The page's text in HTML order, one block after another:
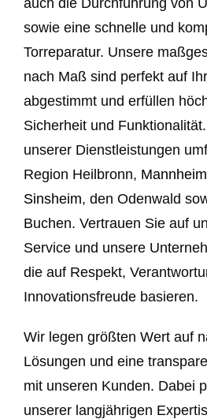
auch die Durchführung von
sowie eine schnelle und
Torreparatur. Unsere
nach Maß sind perfekt auf
abgestimmt und erfüllen
Sicherheit und
unserer Dienstleistungen
Region Heilbronn, Mannheim
Sinsheim, den Odenwald
Buchen. Vertrauen Sie auf
Service und unsere
die auf Respekt,
Innovationsfreude basieren.
Wir legen größten Wert auf
Lösungen und eine
mit unseren Kunden. Dabei
unserer langjährigen